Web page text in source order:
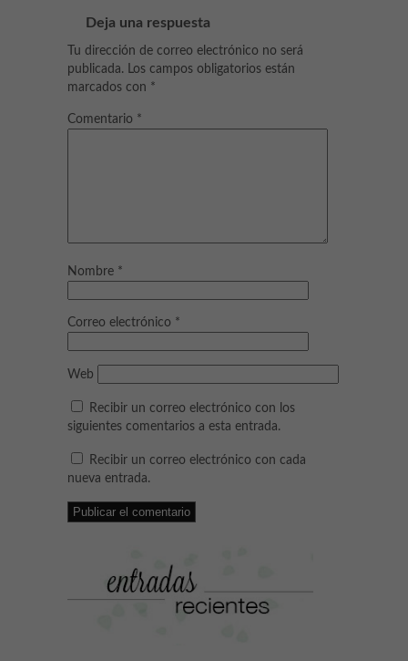
Deja una respuesta
Tu dirección de correo electrónico no será
publicada. Los campos obligatorios están
marcados con *
Comentario *
Nombre *
Correo electrónico *
Web
Recibir un correo electrónico con los
siguientes comentarios a esta entrada.
Recibir un correo electrónico con cada
nueva entrada.